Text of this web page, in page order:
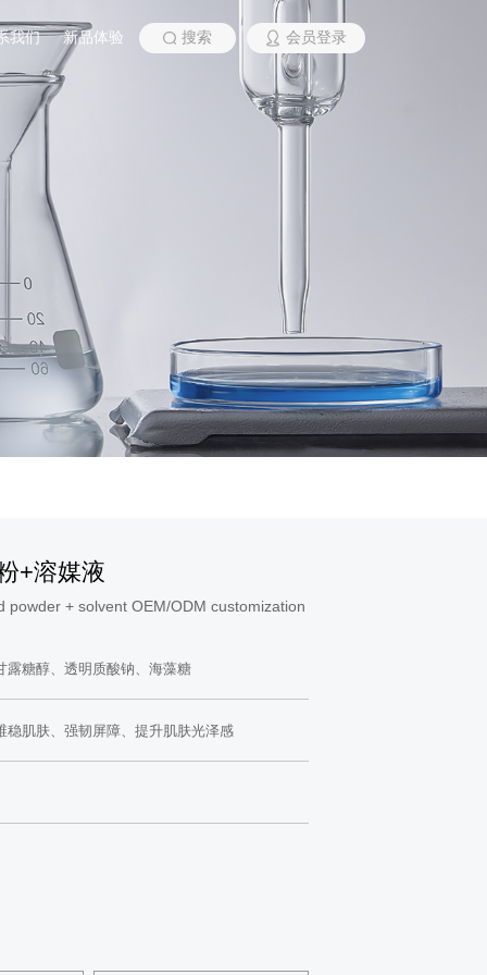
我们 新品体验 搜索 会员登录
+溶媒液
powder + solvent OEM/ODM customization
露糖醇、透明质酸钠、海藻糖
稳肌肤、强韧屏障、提升肌肤光泽感